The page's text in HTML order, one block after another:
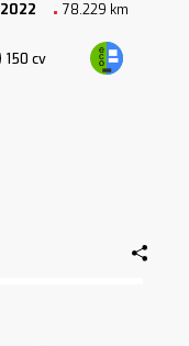
2022 78.229 km
150 cv